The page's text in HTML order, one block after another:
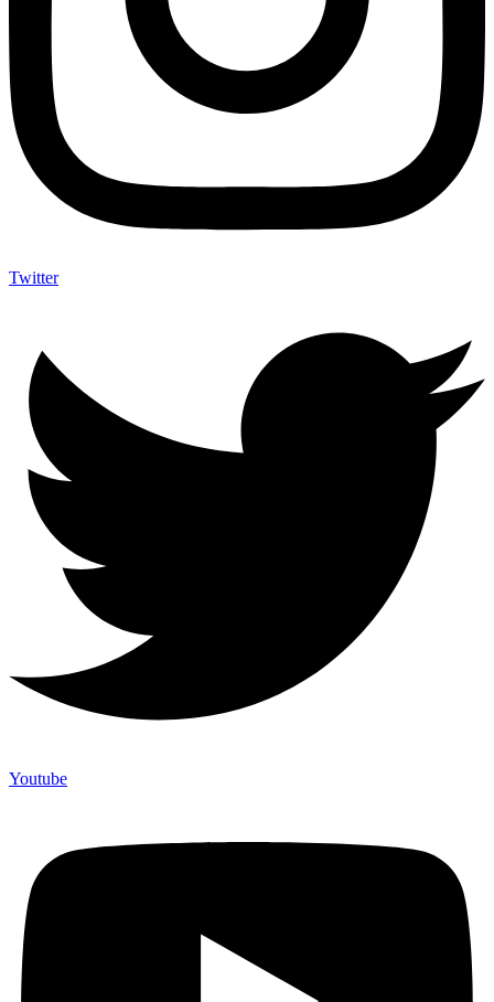
Twitter
Youtube